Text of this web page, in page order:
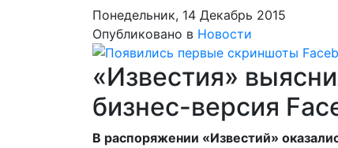
Понедельник, 14 Декабрь 2015
Опубликовано в Новости
«Известия»
бизнес-версия
В распоряжении «Известий»